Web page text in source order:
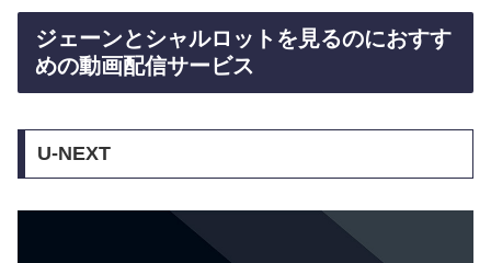
ジェーンとシャルロットを見るのにおすす
めの動画配信サービス
U-NEXT